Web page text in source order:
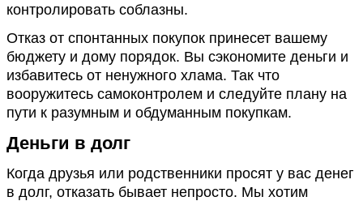
контролировать соблазны.
Отказ от спонтанных покупок принесет вашему
бюджету и дому порядок. Вы сэкономите деньги и
избавитесь от ненужного хлама. Так что
вооружитесь самоконтролем и следуйте плану на
пути к разумным и обдуманным покупкам.
Деньги в долг
Когда друзья или родственники просят у вас денег
в долг, отказать бывает непросто. Мы хотим